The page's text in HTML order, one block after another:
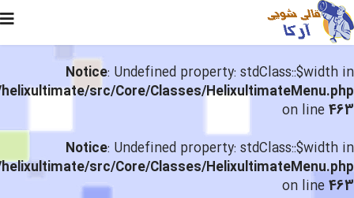
Notice: Undefined property: stdClass::$width in
src/Core/Classes/HelixultimateMenu.php
on line463
Notice: Undefined property: stdClass::$width in
src/Core/Classes/HelixultimateMenu.php
on line463